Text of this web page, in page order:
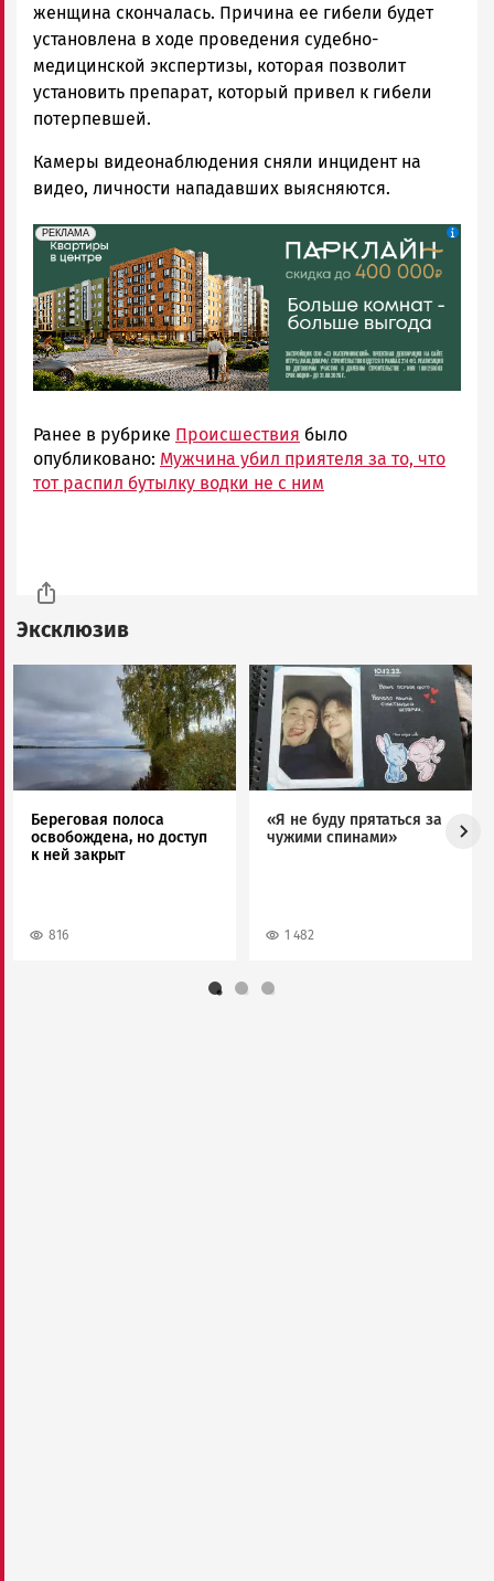
женщина скончалась. Причина ее гибели будет
установлена в ходе проведения судебно-
медицинской экспертизы, которая позволит
установить препарат, который привел к гибели
потерпевшей.
Камеры видеонаблюдения сняли инцидент на
видео, личности нападавших выясняются.
erid: 2SDnjdeSPnB
РЕКЛАМА
Реклама
Ранее в рубрике Происшествия было
опубликовано: Мужчина убил приятеля за то, что
тот распил бутылку водки не с ним
Эксклюзив
Береговая полоса
освобождена, но доступ
к ней закрыт
816
Image
«Я не буду прятаться за
чужими спинами»
1 482